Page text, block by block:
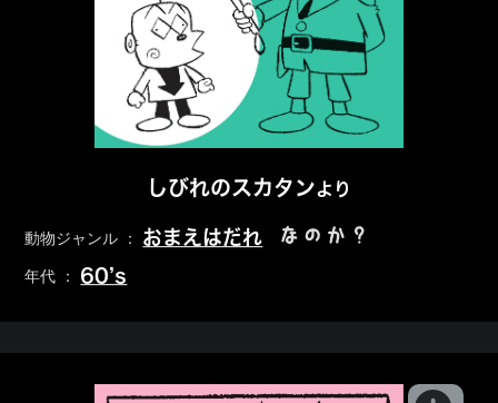
しびれのスカタンより
動物ジャンル ： おまえはだれ なのか？
年代 ： 60’s